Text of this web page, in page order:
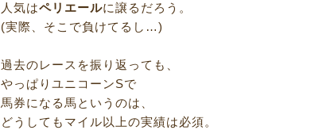
人気はペリエールに譲るだろう。
(実際、そこで負けてるし…)
過去のレースを振り返っても、
やっぱりユニコーンSで
馬券になる馬というのは、
どうしてもマイル以上の実績は必須。